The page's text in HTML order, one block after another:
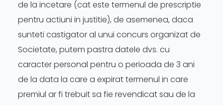
de la incetare (cat este termenul de prescriptie
pentru actiuni in justitie), de asemenea, daca
sunteti castigator al unui concurs organizat de
Societate, putem pastra datele dvs. cu
caracter personal pentru o perioada de 3 ani
de la data la care a expirat termenul in care
premiul ar fi trebuit sa fie revendicat sau de la